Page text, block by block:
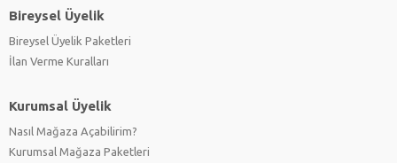
Bireysel Üyelik
Bireysel Üyelik Paketleri
İlan Verme Kuralları
Kurumsal Üyelik
Nasıl Mağaza Açabilirim?
Kurumsal Mağaza Paketleri